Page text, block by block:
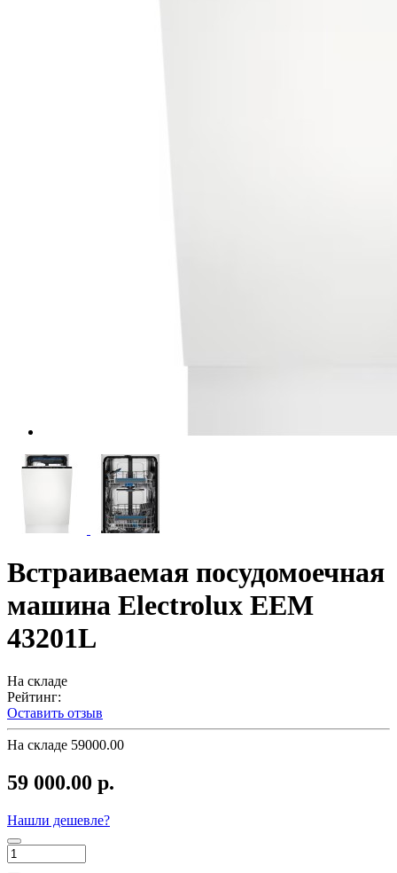
Встраиваемая посудомоечная
машина Electrolux EEM
43201L
На складе
Рейтинг:
Оставить отзыв
На складе 59000.00
59 000.00 р.
Нашли дешевле?